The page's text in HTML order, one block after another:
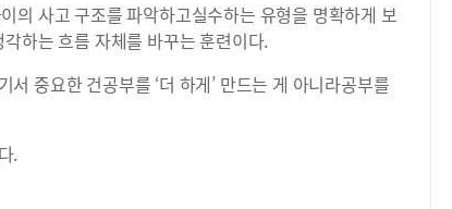
의 사고 구조를 파악하고실수하는 유형을 명확하게 보
하는 흐름 자체를 바꾸는 훈련이다.
중요한 건공부를 ‘더 하게’ 만드는 게 아니라공부를
.